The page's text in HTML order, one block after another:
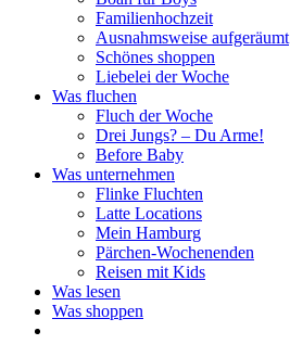
Familienhochzeit
Ausnahmsweise aufgeräumt
Schönes shoppen
Liebelei der Woche
Was fluchen
Fluch der Woche
Drei Jungs? – Du Arme!
Before Baby
Was unternehmen
Flinke Fluchten
Latte Locations
Mein Hamburg
Pärchen-Wochenenden
Reisen mit Kids
Was lesen
Was shoppen